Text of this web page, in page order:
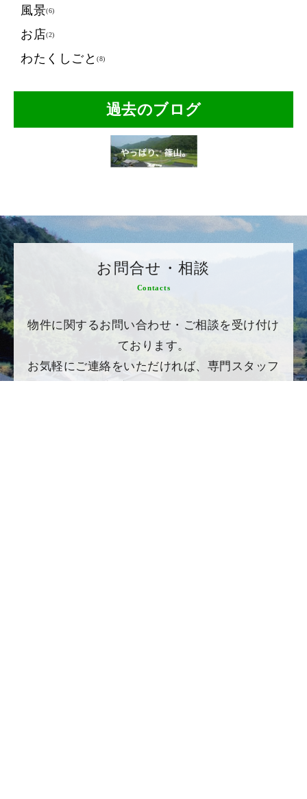
風景(6)
お店(2)
わたくしごと (8)
過去のブログ
お問合せ・相談
Contacts
物件に関するお問い合わせ・ご相談を受け付け
ております。
お気軽にご連絡をいただければ、専門スタッフ